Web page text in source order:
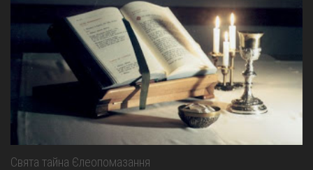
Свята тайна Єлеопомазання